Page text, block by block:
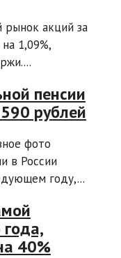
рынок акций за
1,09%,
пенсии
рублей
фото
в России
году,...
40%